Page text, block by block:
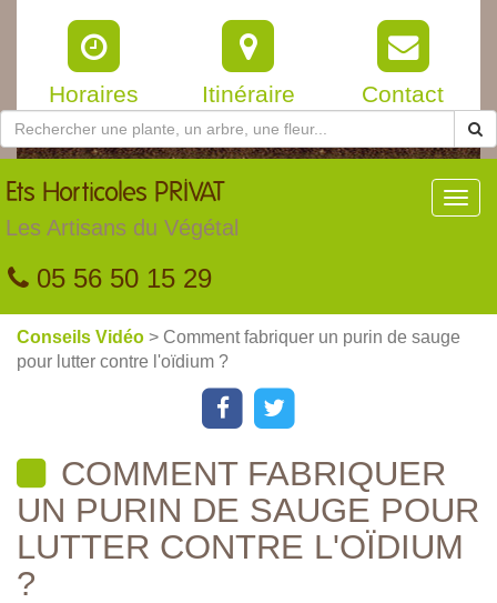
Horaires Itinéraire Contact
Ets Horticoles PRIVAT
Les Artisans du Végétal
05 56 50 15 29
Conseils Vidéo > Comment fabriquer un purin de sauge
pour lutter contre l'oïdium ?
COMMENT FABRIQUER
UN PURIN DE SAUGE POUR
LUTTER CONTRE L'OÏDIUM
?